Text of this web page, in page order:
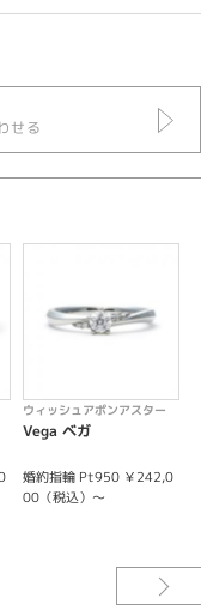
せる
ウィッシュアポンアスター
Vega ベガ
婚約指輪 Pt950 ￥242,0
00（税込）～